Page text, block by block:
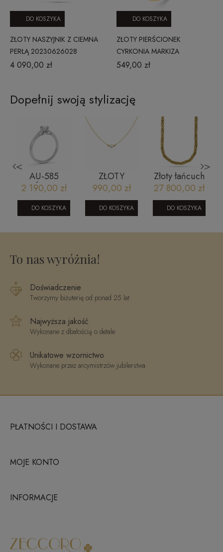
ZŁOTY NASZYJNIK Z CIEMNA
PERŁĄ 20230626028
4 090,00 zł
DO KOSZYKA
ZŁOTY PIERŚCIONEK
CYRKONIA MARKIZA
OPRAWIONA CYRKONIAMI
549,00 zł
DO KOSZYKA
Dopełnij swoją stylizację
<
AU-585
PIERŚCIONEK
RR674W13
2 190,00 zł
DO KOSZYKA
ZŁOTY
NASZYJNIK Z
4 KULKAMI
GŁADKIMI I
PEREŁKĄ M
990,00 zł
DO KOSZYKA
Złoty łańcuch
męski -
królewski 5
mm 55 CM
27 800,00 zł
DO KOSZYKA
>
To nas wyróżnia!
Doświadczenie
Tworzymy biżuterię od ponad 25 lat
Najwyższa jakość
Wykonane z dbałością o detale
Unikatowe wzornictwo
Wykonane przez arcymistrzów jubilerstwa
PŁATNOŚCI I DOSTAWA
MOJE KONTO
INFORMACJE